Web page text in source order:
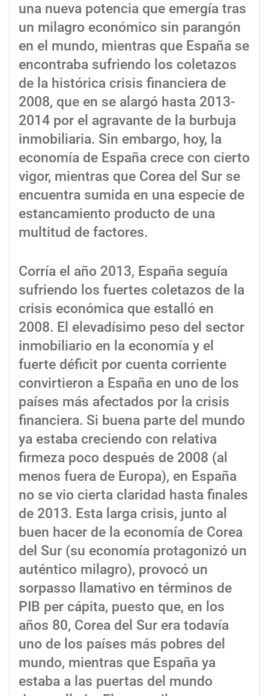
una nueva potencia que emergía tras
un milagro económico sin parangón
en el mundo, mientras que España se
encontraba sufriendo los coletazos
de la histórica crisis financiera de
2008, que en se alargó hasta 2013-
2014 por el agravante de la burbuja
inmobiliaria. Sin embargo, hoy, la
economía de España crece con cierto
vigor, mientras que Corea del Sur se
encuentra sumida en una especie de
estancamiento producto de una
multitud de factores.
Corría el año 2013, España seguía
sufriendo los fuertes coletazos de la
crisis económica que estalló en
2008. El elevadísimo peso del sector
inmobiliario en la economía y el
fuerte déficit por cuenta corriente
convirtieron a España en uno de los
países más afectados por la crisis
financiera. Si buena parte del mundo
ya estaba creciendo con relativa
firmeza poco después de 2008 (al
menos fuera de Europa), en España
no se vio cierta claridad hasta finales
de 2013. Esta larga crisis, junto al
buen hacer de la economía de Corea
del Sur (su economía protagonizó un
auténtico milagro), provocó un
sorpasso llamativo en términos de
PIB per cápita, puesto que, en los
años 80, Corea del Sur era todavía
uno de los países más pobres del
mundo, mientras que España ya
estaba a las puertas del mundo